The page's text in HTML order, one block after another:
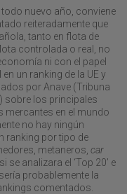
nuevo año, conviene
reiteradamente que
tanto en flota de
controlada o real, no
ni con el papel
un ranking de la UE y
por Anave (Tribuna
sobre los principales
mercantes en el mundo
no hay ningún
ranking por tipo de
metaneros, car
analizara el ‘Top 20’ e
probablemente la
comentados.